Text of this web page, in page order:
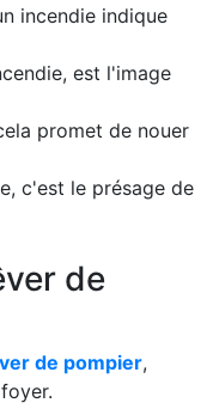
incendie indique
est l'image
promet de nouer
c'est le présage de
de
de pompier,